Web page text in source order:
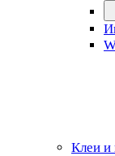
Клеи и